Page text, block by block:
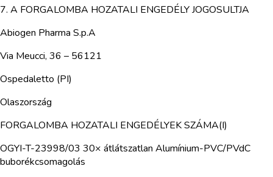
7. A FORGALOMBA HOZATALI ENGEDÉLY JOGOSULTJA
Abiogen Pharma S.p.A
Via Meucci, 36 – 56121
Ospedaletto (PI)
Olaszország
FORGALOMBA HOZATALI ENGEDÉLYEK SZÁMA(I)
OGYI-T-23998/03 30× átlátszatlan Alumínium-PVC/PVdC
buborékcsomagolás